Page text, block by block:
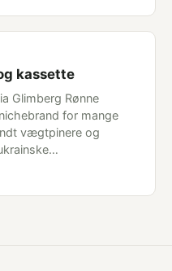
kassette
Glimberg Rønne
for mange
vægtpinere og